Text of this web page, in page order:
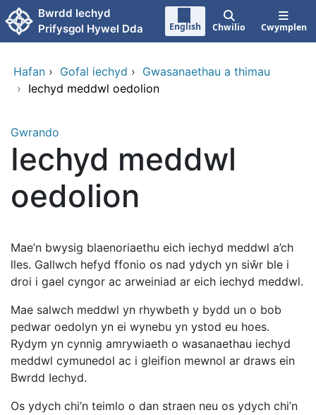
Neidio i'r prif gynnwy
Bwrdd Iechyd
Prifysgol Hywel Dda
English Chwilio Cwymplen
Hafan › Gofal iechyd › Gwasanaethau a thimau
› Iechyd meddwl oedolion
Gwrando
Iechyd meddwl
oedolion
Mae’n bwysig blaenoriaethu eich iechyd meddwl a’ch
lles. Gallwch hefyd ffonio os nad ydych yn siŵr ble i
droi i gael cyngor ac arweiniad ar eich iechyd meddwl.
Mae salwch meddwl yn rhywbeth y bydd un o bob
pedwar oedolyn yn ei wynebu yn ystod eu hoes.
Rydym yn cynnig amrywiaeth o wasanaethau iechyd
meddwl cymunedol ac i gleifion mewnol ar draws ein
Bwrdd Iechyd.
Os ydych chi’n teimlo o dan straen neu os ydych chi’n